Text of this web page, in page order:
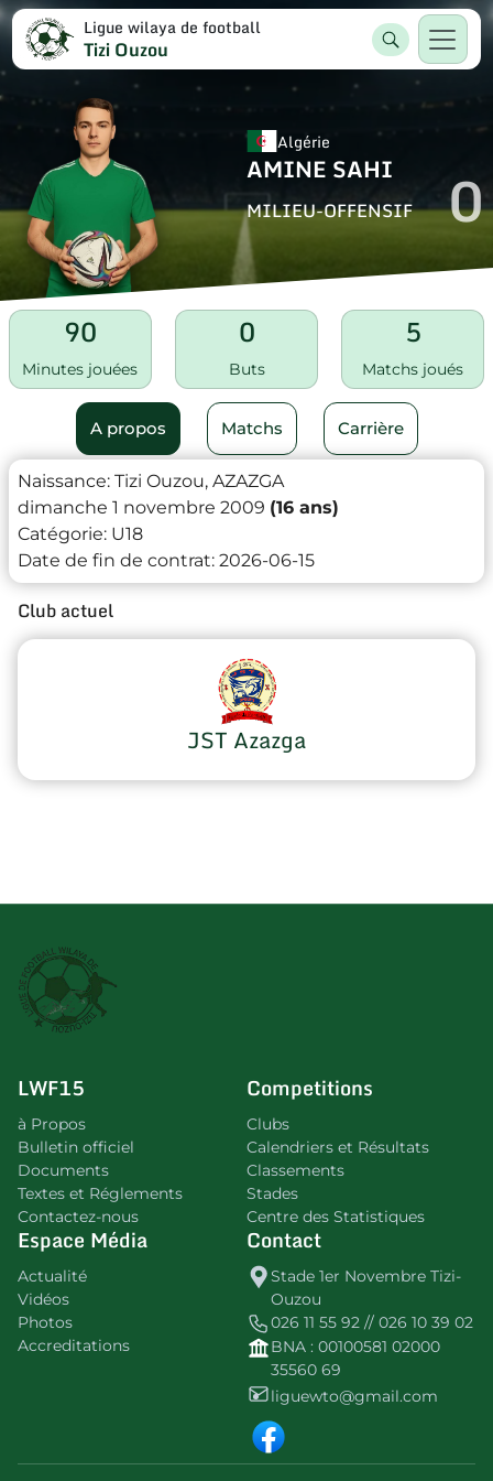
Ligue wilaya de football
Tizi Ouzou
Algérie
AMINE SAHI
MILIEU-OFFENSIF 0
90
Minutes jouées
0
Buts
5
Matchs joués
A propos Matchs Carrière
Naissance: Tizi Ouzou, AZAZGA
dimanche 1 novembre 2009 (16 ans)
Catégorie: U18
Date de fin de contrat: 2026-06-15
Club actuel
JST Azazga
LWF15
à Propos
Bulletin officiel
Documents
Textes et Réglements
Contactez-nous
Competitions
Clubs
Calendriers et Résultats
Classements
Stades
Centre des Statistiques
Espace Média
Actualité
Vidéos
Photos
Accreditations
Contact
Stade 1er Novembre Tizi-
Ouzou
026 11 55 92 // 026 10 39 02
BNA : 00100581 02000
35560 69
liguewto@gmail.com